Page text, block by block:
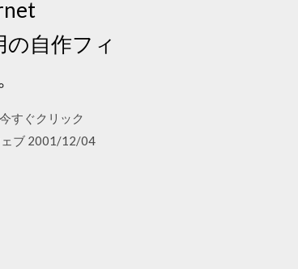
自作フィ
すぐクリック
ェブ 2001/12/04